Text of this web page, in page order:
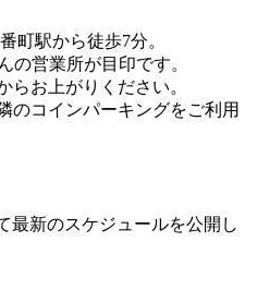
町駅から徒歩7分。
の営業所が目印です。
らお上がりください。
のコインパーキングをご利用
最新のスケジュールを公開し